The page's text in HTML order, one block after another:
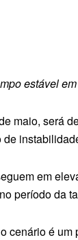
estável
maio, será
de
em
período da
cenário é um